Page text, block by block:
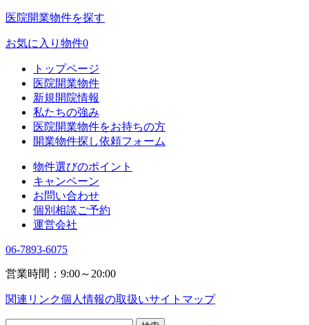
医院開業物件を探す
お気に入り物件0
トップページ
医院開業物件
新規開院情報
私たちの強み
医院開業物件をお持ちの方
開業物件探し依頼フォーム
物件選びのポイント
キャンペーン
お問い合わせ
個別相談ご予約
運営会社
06-7893-6075
営業時間：9:00～20:00
関連リンク個人情報の取扱いサイトマップ